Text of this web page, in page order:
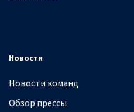
Новости
Новости команд
Обзор прессы